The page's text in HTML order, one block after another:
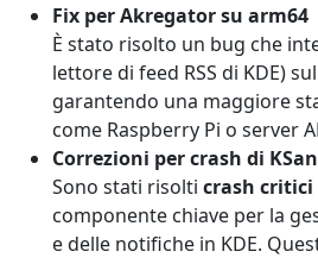
Fix per Akregator su arm64
È stato risolto un bug che
lettore di feed RSS di KDE)
garantendo una maggiore
come Raspberry Pi o server
Correzioni per crash di
Sono stati risolti crash critici
componente chiave per la
e delle notifiche in KDE.